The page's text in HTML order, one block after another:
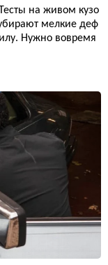
на живом кузо
мелкие деф
Нужно вовремя